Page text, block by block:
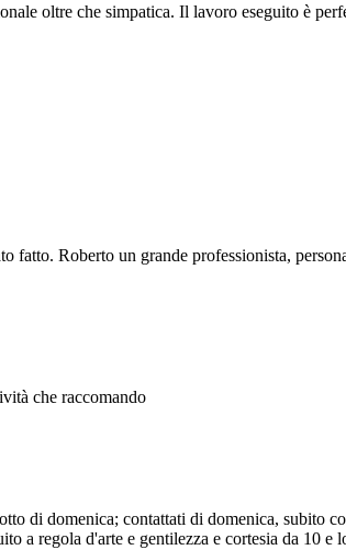
oltre che simpatica. Il lavoro eseguito è
fatto. Roberto un grande professionista,
che raccomando
di domenica; contattati di domenica, subito
a regola d'arte e gentilezza e cortesia da 10 e